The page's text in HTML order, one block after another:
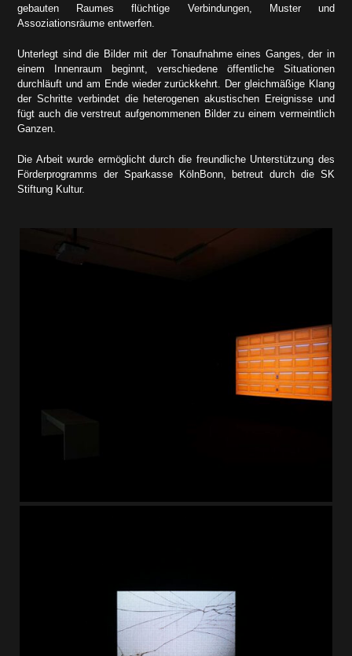
gebauten Raumes flüchtige Verbindungen, Muster und
Assoziationsräume entwerfen.
Unterlegt sind die Bilder mit der Tonaufnahme eines Ganges, der in
einem Innenraum beginnt, verschiedene öffentliche Situationen
durchläuft und am Ende wieder zurückkehrt. Der gleichmäßige Klang
der Schritte verbindet die heterogenen akustischen Ereignisse und
fügt auch die verstreut aufgenommenen Bilder zu einem vermeintlich
Ganzen.
Die Arbeit wurde ermöglicht durch die freundliche Unterstützung des
Förderprogramms der Sparkasse KölnBonn, betreut durch die SK
Stiftung Kultur.